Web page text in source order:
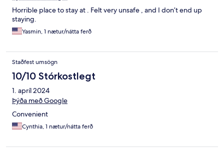
Horrible place to stay at . Felt very unsafe , and I don’t end up
staying.
Yasmin, 1 nætur/nátta ferð
Staðfest umsögn
10/10 Stórkostlegt
1. apríl 2024
Þýða með Google
Convenient
Cynthia, 1 nætur/nátta ferð